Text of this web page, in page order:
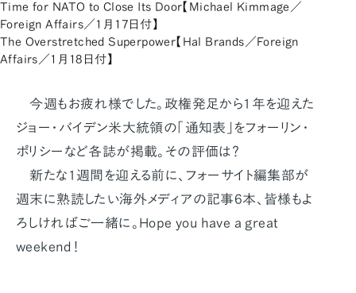
Time for NATO to Close Its Door【Michael Kimmage／
Foreign Affairs／1月17日付】
The Overstretched Superpower【Hal Brands／Foreign
Affairs／1月18日付】
今週もお疲れ様でした。政権発足から1年を迎えた
ジョー・バイデン米大統領の「通知表」をフォーリン・
ポリシーなど各誌が掲載。その評価は？
新たな1週間を迎える前に、フォーサイト編集部が
週末に熟読したい海外メディアの記事6本、皆様もよ
ろしければご一緒に。Hope you have a great
weekend！